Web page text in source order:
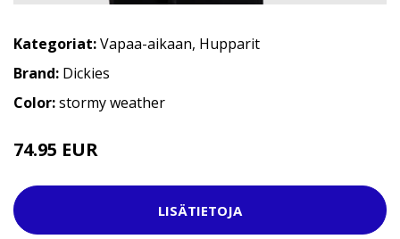
Kategoriat:Vapaa-aikaan, Hupparit
Brand: Dickies
Color:stormy weather
74.95 EUR
LISÄTIETOJA